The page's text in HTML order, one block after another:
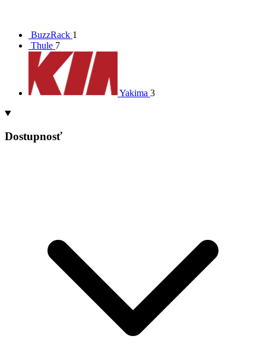
BuzzRack 1
Thule 7
Yakima 3
Dostupnosť